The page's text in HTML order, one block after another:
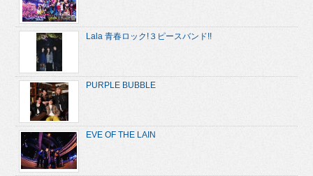
Lala 青春ロック!３ピースバンド!!
PURPLE BUBBLE
EVE OF THE LAIN